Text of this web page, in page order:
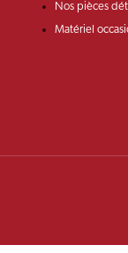
Nos pièces
Matériel